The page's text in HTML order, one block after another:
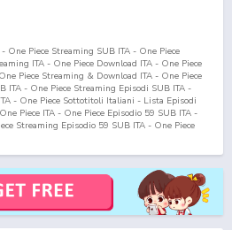
One Piece Streaming SUB ITA - One Piece
ITA - One Piece Download ITA - One Piece
Piece Streaming & Download ITA - One Piece
ITA - One Piece Streaming Episodi SUB ITA -
- One Piece Sottotitoli Italiani - Lista Episodi
Piece ITA - One Piece Episodio 59 SUB ITA -
Streaming Episodio 59 SUB ITA - One Piece